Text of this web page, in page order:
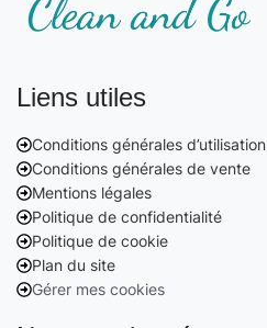
Liens utiles
Conditions générales d’utilisation
Conditions générales de vente
Mentions légales
Politique de confidentialité
Politique de cookie
Plan du site
Gérer mes cookies